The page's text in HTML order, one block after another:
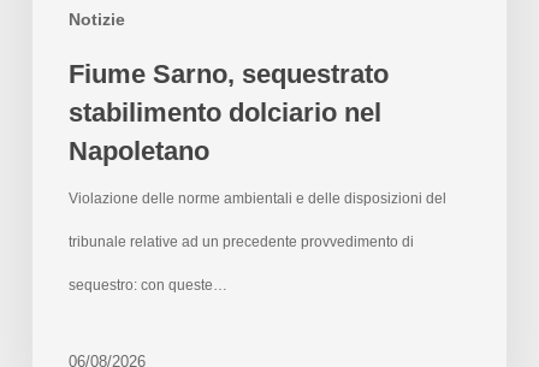
Notizie
Fiume Sarno, sequestrato
stabilimento dolciario nel
Napoletano
Violazione delle norme ambientali e delle disposizioni del
tribunale relative ad un precedente provvedimento di
sequestro: con queste…
06/08/2026